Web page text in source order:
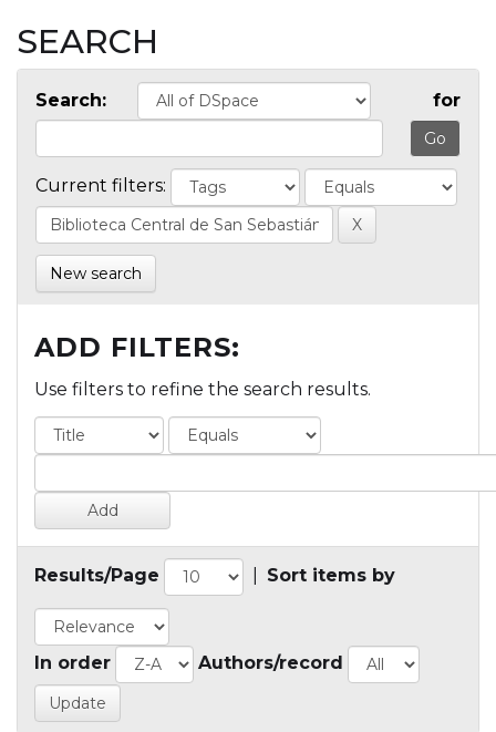
SEARCH
Search: for
Current filters:
New search
ADD FILTERS:
Use filters to refine the search results.
Results/Page Sort items by
In order Authors/record